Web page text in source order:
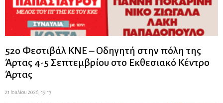
52ο Φεστιβάλ ΚΝΕ – Οδηγητή στην πόλη της
Άρτας 4-5 Σεπτεμβρίου στο Εκθεσιακό Κέντρο
Άρτας
21 Ιουλίου 2026, 19:17